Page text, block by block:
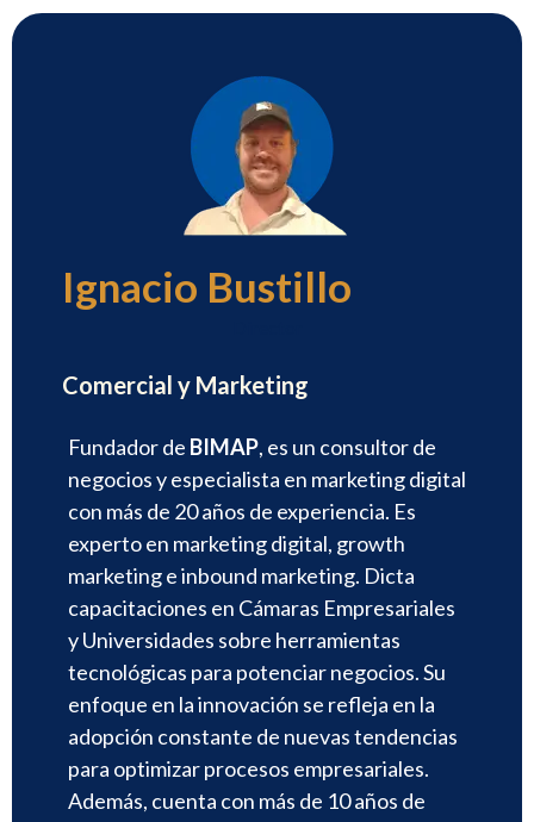
Ignacio Bustillo
Comercial y Marketing
Fundador de BIMAP, es un consultor de
negocios y especialista en marketing digital
con más de 20 años de experiencia. Es
experto en marketing digital, growth
marketing e inbound marketing. Dicta
capacitaciones en Cámaras Empresariales
y Universidades sobre herramientas
tecnológicas para potenciar negocios. Su
enfoque en la innovación se refleja en la
adopción constante de nuevas tendencias
para optimizar procesos empresariales.
Además, cuenta con más de 10 años de